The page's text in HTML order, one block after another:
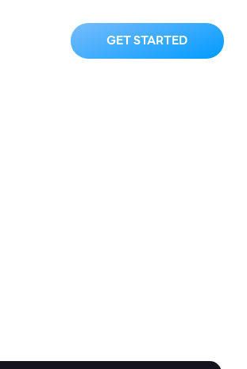
GET STARTED